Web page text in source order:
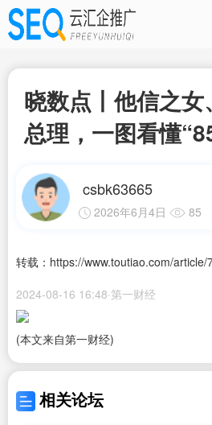
晓数点丨他信之
总理，一图看懂
csbk63665
2026年6月4日 85
转载：https://www.toutiao.com/
2024-08-16 16:48·第一财经
(本文来自第一财经)
相关论坛